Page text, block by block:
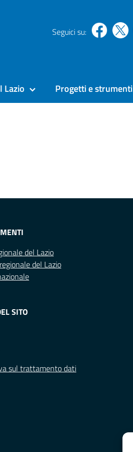
Seguici su:
Lazio Progetti e strumenti
del Lazio
del Lazio
SITO
sul trattamento dati